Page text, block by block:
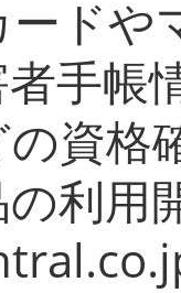
ドや
手帳
資格
利用